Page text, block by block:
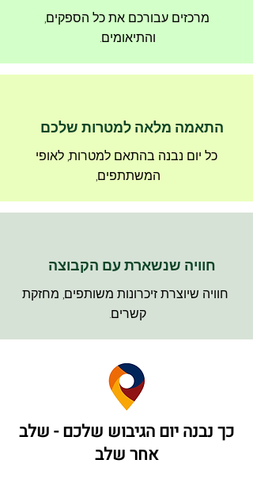
מרכזים עבורכם את כל הספקים,
והתיאומים.
התאמה מלאה למטרות שלכם
כל יום נבנה בהתאם למטרות, לאופי
המשתתפים,
חוויה שנשארת עם הקבוצה
חוויה שיוצרת זיכרונות משותפים, מחזקת
קשרים.
כך נבנה יום הגיבוש שלכם - שלב
אחר שלב